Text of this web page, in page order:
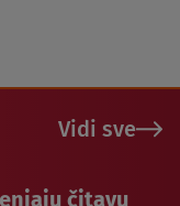
Vidi sve
čitavu